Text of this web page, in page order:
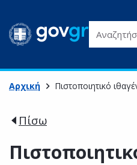
Αρχική Πιστοποιητικό
Πίσω